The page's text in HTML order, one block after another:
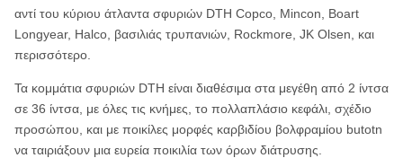
αντί του κύριου άτλαντα σφυριών DTH Copco, Mincon, Boart
Longyear, Halco, βασιλιάς τρυπανιών, Rockmore, JK Olsen, και
περισσότερο.
Τα κομμάτια σφυριών DTH είναι διαθέσιμα στα μεγέθη από 2 ίντσα
σε 36 ίντσα, με όλες τις κνήμες, το πολλαπλάσιο κεφάλι, σχέδιο
προσώπου, και με ποικίλες μορφές καρβιδίου βολφραμίου butotn
να ταιριάξουν μια ευρεία ποικιλία των όρων διάτρυσης.